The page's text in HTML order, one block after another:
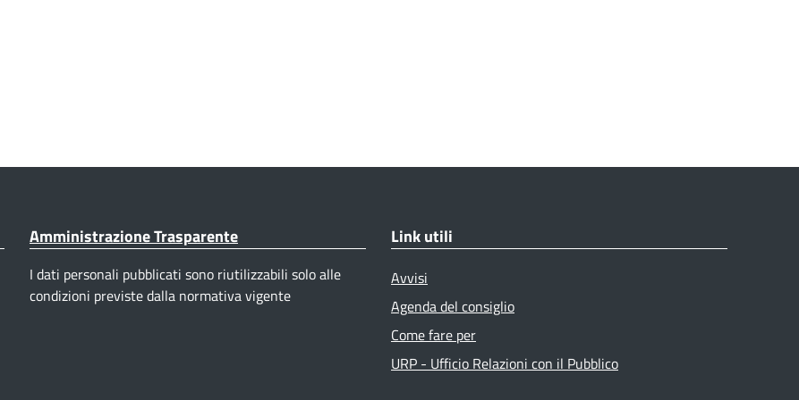
Amministrazione Trasparente
I dati personali pubblicati sono riutilizzabili solo alle
condizioni previste dalla normativa vigente
Link utili
Avvisi
Agenda del consiglio
Come fare per
URP - Ufficio Relazioni con il Pubblico